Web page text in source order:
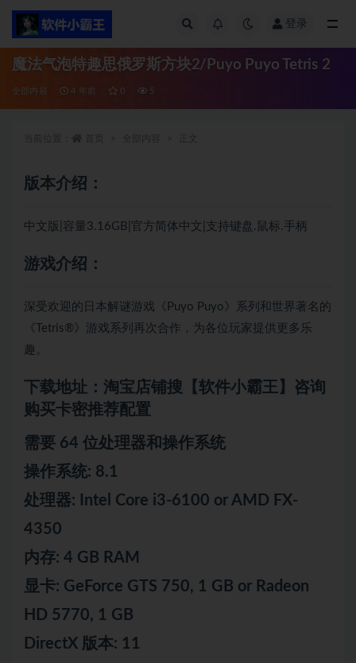
登录
魔法气泡特趣思俄罗斯方块2/Puyo Puyo Tetris 2
全部内容 4 年前 0 5
版本介绍：
中文版|容量3.16GB|官方简体中文|支持键盘.鼠标.手柄
游戏介绍：
深受欢迎的日本解谜游戏《Puyo Puyo》系列和世界著名的
《Tetris®》游戏系列再次合作，为各位玩家提供更多乐
趣。
下载地址：淘宝店铺搜【软件小霸王】咨询
购买卡密推荐配置
需要 64 位处理器和操作系统
操作系统: 8.1
处理器: Intel Core i3-6100 or AMD FX-
4350
内存: 4 GB RAM
显卡: GeForce GTS 750, 1 GB or Radeon
HD 5770, 1 GB
DirectX 版本: 11